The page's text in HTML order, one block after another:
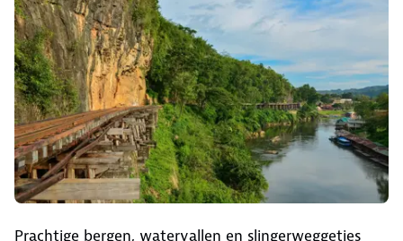
Prachtige bergen, watervallen en slingerweggetjes